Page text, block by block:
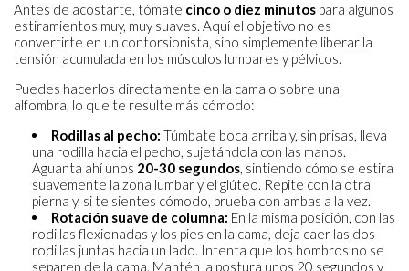
Antes de acostarte, tómate cinco o diez minutos para algunos
estiramientos muy, muy suaves. Aquí el objetivo no es
convertirte en un contorsionista, sino simplemente liberar la
tensión acumulada en los músculos lumbares y pélvicos.
Puedes hacerlos directamente en la cama o sobre una
alfombra, lo que te resulte más cómodo:
Rodillas al pecho: Túmbate boca arriba y, sin prisas, lleva
una rodilla hacia el pecho, sujetándola con las manos.
Aguanta ahí unos 20-30 segundos, sintiendo cómo se estira
suavemente la zona lumbar y el glúteo. Repite con la otra
pierna y, si te sientes cómodo, prueba con ambas a la vez.
Rotación suave de columna: En la misma posición, con las
rodillas flexionadas y los pies en la cama, deja caer las dos
rodillas juntas hacia un lado. Intenta que los hombros no se
separen de la cama. Mantén la postura unos 20 segundos y